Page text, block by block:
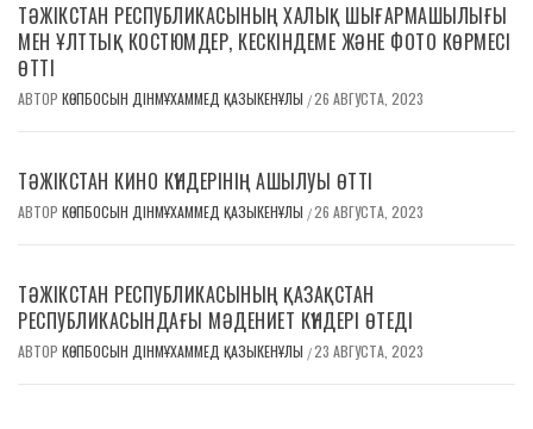
ТӘЖІКСТАН РЕСПУБЛИКАСЫНЫҢ ХАЛЫҚ ШЫҒАРМАШЫЛЫҒЫ
МЕН ҰЛТТЫҚ КОСТЮМДЕР, КЕСКІНДЕМЕ ЖӘНЕ ФОТО КӨРМЕСІ
ӨТТІ
АВТОР КӨПБОСЫН ДІНМҰХАММЕД ҚАЗЫКЕНҰЛЫ /26 АВГУСТА, 2023
ТӘЖІКСТАН КИНО КҮНДЕРІНІҢ АШЫЛУЫ ӨТТІ
АВТОР КӨПБОСЫН ДІНМҰХАММЕД ҚАЗЫКЕНҰЛЫ /26 АВГУСТА, 2023
ТӘЖІКСТАН РЕСПУБЛИКАСЫНЫҢ ҚАЗАҚСТАН
РЕСПУБЛИКАСЫНДАҒЫ МӘДЕНИЕТ КҮНДЕРІ ӨТЕДІ
АВТОР КӨПБОСЫН ДІНМҰХАММЕД ҚАЗЫКЕНҰЛЫ /23 АВГУСТА, 2023